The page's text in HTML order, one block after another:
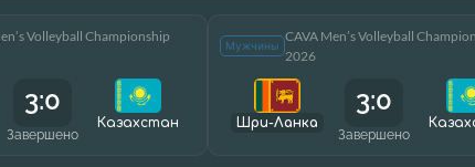
Volleyball Championship
3:0
Завершено
Казахстан
Мужчины
CAVA Men’s Volleyball
2026
Шри-Ланка
3:0
Завершено